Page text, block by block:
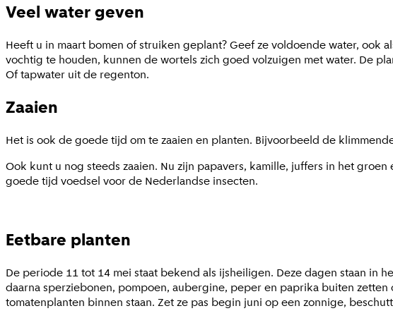
Veel water geven
Heeft u in maart bomen of struiken geplant? Geef ze voldoende water,
vochtig te houden, kunnen de wortels zich goed volzuigen met water. De
Of tapwater uit de regenton.
Zaaien
Het is ook de goede tijd om te zaaien en planten. Bijvoorbeeld de
Ook kunt u nog steeds zaaien. Nu zijn papavers, kamille, juffers in het
goede tijd voedsel voor de Nederlandse insecten.
Eetbare planten
De periode 11 tot 14 mei staat bekend als ijsheiligen. Deze dagen staan in
daarna sperziebonen, pompoen, aubergine, peper en paprika buiten
tomatenplanten binnen staan. Zet ze pas begin juni op een zonnige,